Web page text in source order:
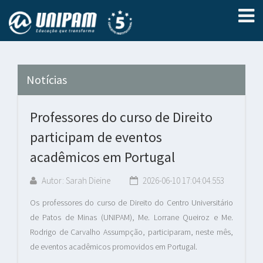
Notícias
Professores do curso de Direito
participam de eventos
acadêmicos em Portugal
Autor: Sarah Dieine 2026-06-10 17:04:04.553
Os professores do curso de Direito do Centro Universitário
de Patos de Minas (UNIPAM), Me. Lorrane Queiroz e Me.
Rodrigo de Carvalho Assumpção, participaram, neste mês,
de eventos acadêmicos promovidos em Portugal.